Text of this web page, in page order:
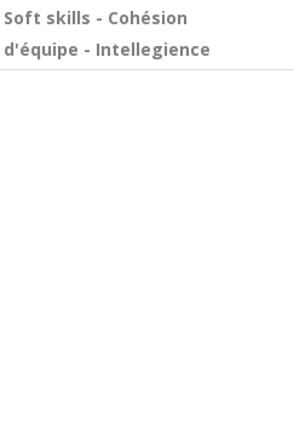
Soft skills - Cohésion
d'équipe - Intellegience